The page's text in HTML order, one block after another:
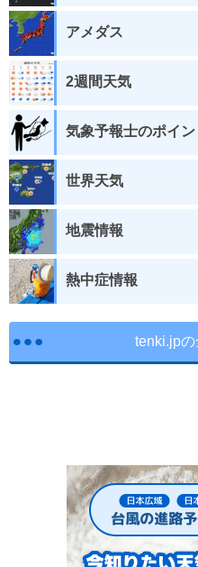
アメダス
2週間天気
気象予報士のポイ
世界天気
地震情報
熱中症情報
tenki.jp